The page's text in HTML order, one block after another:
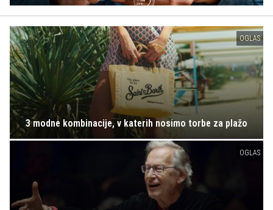
OGLAS
3 modne kombinacije, v katerih nosimo torbe za plažo
OGLAS